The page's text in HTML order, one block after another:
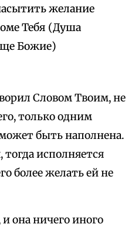
желание
Тебя (Душа
Божие)
Словом Твоим, не
только одним
быть наполнена.
тогда исполняется
более желать ей не
она ничего иного